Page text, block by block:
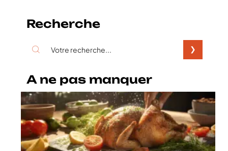
Recherche
A ne pas manquer